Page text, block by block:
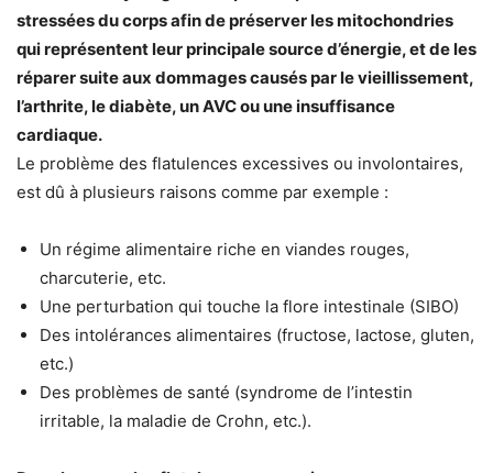
stressées du corps afin de préserver les mitochondries
qui représentent leur principale source d’énergie, et de les
réparer suite aux dommages causés par le vieillissement,
l’arthrite, lediabète, un AVC ou une insuffisance
cardiaque.
Le problème des flatulences excessives ou involontaires,
est dû à plusieurs raisons comme par exemple :
Un régime alimentaire riche en viandes rouges,
charcuterie, etc.
Une perturbation qui touche la flore intestinale (SIBO)
Des intolérances alimentaires (fructose, lactose, gluten,
etc.)
Des problèmes de santé (syndrome de l’intestin
irritable, la maladie de Crohn, etc.).